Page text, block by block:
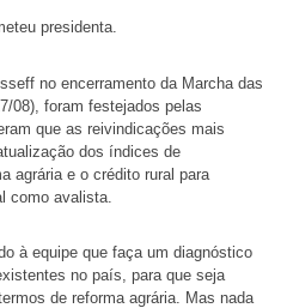
presidenta.
no encerramento da Marcha das
08), foram festejados pelas
que as reivindicações mais
dos índices de
agrária e o crédito rural para
como avalista.
à equipe que faça um diagnóstico
no país, para que seja
de reforma agrária. Mas nada